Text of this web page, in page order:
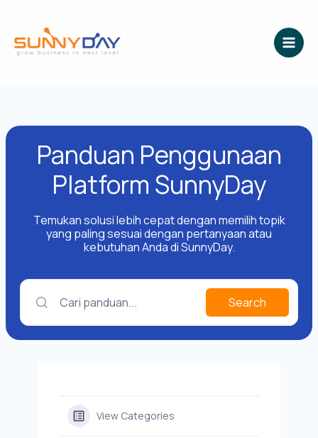
konten
Panduan Penggunaan
Platform SunnyDay
Temukan solusi lebih cepat dengan memilih topik
yang paling sesuai dengan pertanyaan atau
kebutuhan Anda di SunnyDay.
Cari panduan... Search
View Categories